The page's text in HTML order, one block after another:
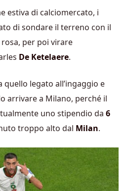
estiva di calciomercato, i
di sondare il terreno con il
per poi virare
De Ketelaere.
quello legato all’ingaggio e
arrivare a Milano, perché il
uno stipendio da 6
troppo alto dal Milan.